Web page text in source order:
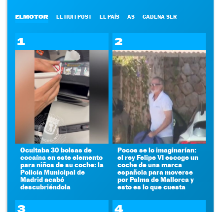
ELMOTOR EL HUFFPOST EL PAÍS AS CADENA SER
1
Ocultaba 30 bolsas de
cocaína en este elemento
para niños de su coche: la
Policía Municipal de
Madrid acabó
descubriéndola
2
Pocos se lo imaginarían:
el rey Felipe VI escoge un
coche de una marca
española para moverse
por Palma de Mallorca y
esto es lo que cuesta
3 4